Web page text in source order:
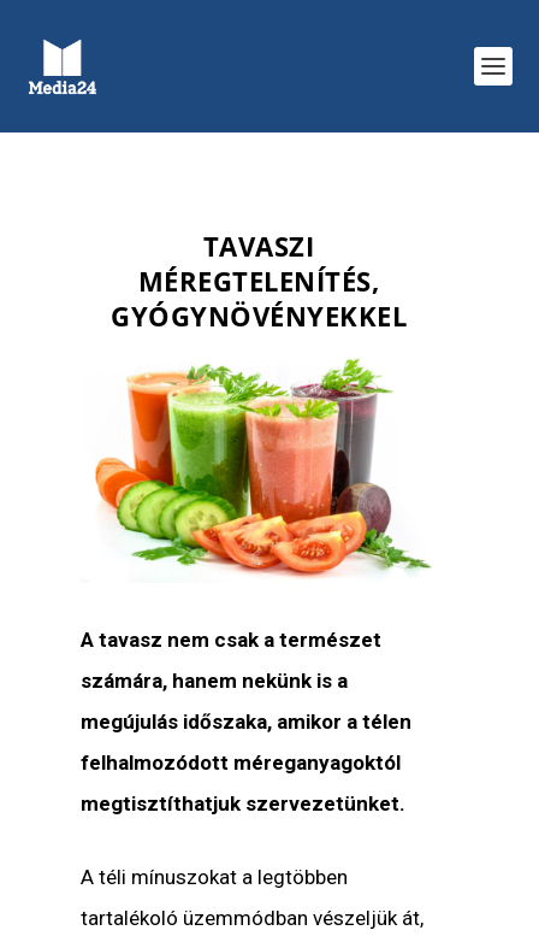
TAVASZI
MÉREGTELENÍTÉS,
GYÓGYNÖVÉNYEKKEL
A tavasz nem csak a természet
számára, hanem nekünk is a
megújulás időszaka, amikor a télen
felhalmozódott méreganyagoktól
megtisztíthatjuk szervezetünket.
A téli mínuszokat a legtöbben
tartalékoló üzemmódban vészeljük át,